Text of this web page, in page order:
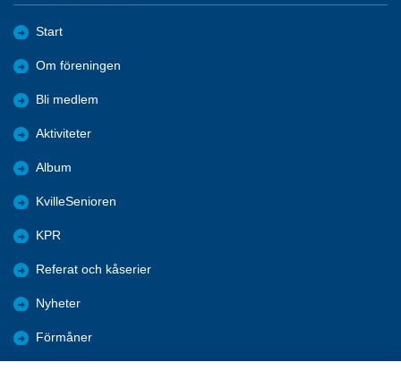
Start
Om föreningen
Bli medlem
Aktiviteter
Album
KvilleSenioren
KPR
Referat och kåserier
Nyheter
Förmåner